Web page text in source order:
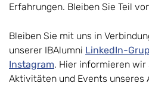
Erfahrungen. Bleiben Sie Teil
Bleiben Sie mit uns in
unserer IBAlumni LinkedIn-
Instagram. Hier informieren
Aktivitäten und Events unseres